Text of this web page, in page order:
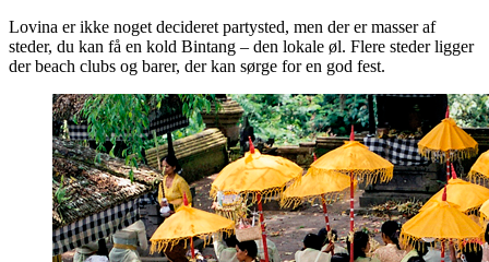
Lovina er ikke noget decideret partysted, men der er masser af
steder, du kan få en kold Bintang – den lokale øl. Flere steder ligger
der beach clubs og barer, der kan sørge for en god fest.